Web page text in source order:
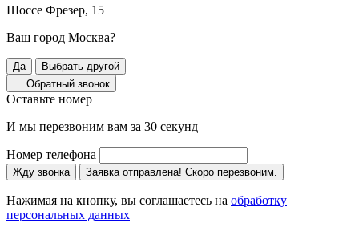
Шоссе Фрезер, 15
Ваш город Москва?
Да
Выбрать другой
Обратный звонок
Оставьте номер
И мы перезвоним вам за 30 секунд
Номер телефона
Жду звонка Заявка отправлена! Скоро перезвоним.
Нажимая на кнопку, вы соглашаетесь на обработку
персональных данных